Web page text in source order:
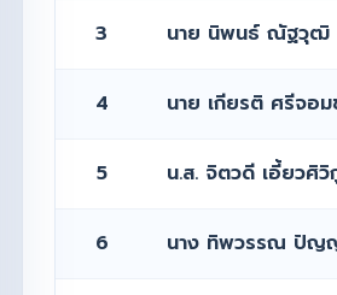
3 นาย นิพนธ์ ณัฐวุฒิ
4 นาย เกียรติ ศรีจอ
5 น.ส. จิตวดี เอี้ยวศิวิ
6 นาง ทิพวรรณ ปัญ